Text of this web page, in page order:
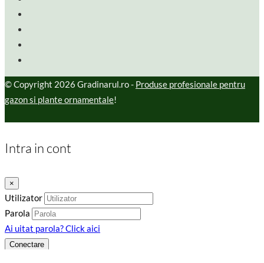
© Copyright 2026 Gradinarul.ro - Produse profesionale pentru
gazon si plante ornamentale!
Intra in cont
×
Utilizator
Parola
Ai uitat parola? Click aici